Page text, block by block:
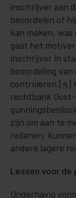
inschrijver aan
beoordelen of
kan maken,
gaat het
inschrijver in
beoordeling
controleren.[4]
rechtbank
zijn om aan te
redenen,
andere lagere
Lessen voor de
Onderhavig